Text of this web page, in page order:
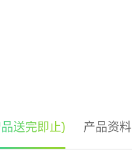
送完即止) 产品资料